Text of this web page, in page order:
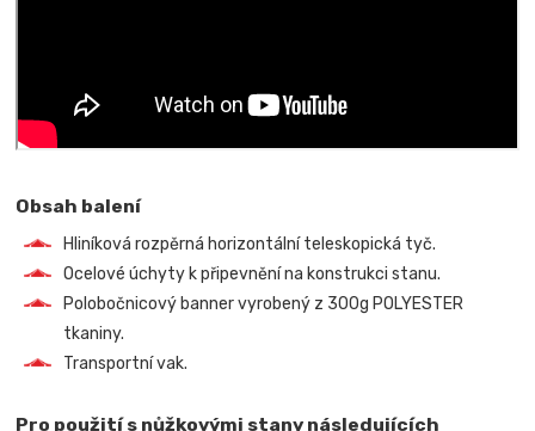
Obsah balení
Hliníková rozpěrná horizontální teleskopická tyč.
Ocelové úchyty k připevnění na konstrukci stanu.
Polobočnicový banner vyrobený z 300g POLYESTER
tkaniny.
Transportní vak.
Pro použití s nůžkovými stany následujících